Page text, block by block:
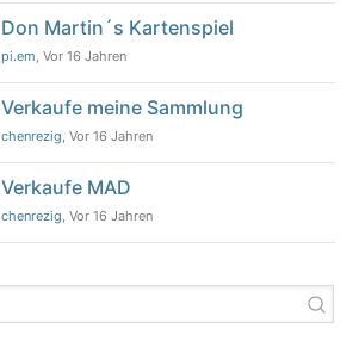
Don Martin´s Kartenspiel
pi.em, Vor 16 Jahren
Verkaufe meine Sammlung
chenrezig, Vor 16 Jahren
Verkaufe MAD
chenrezig, Vor 16 Jahren